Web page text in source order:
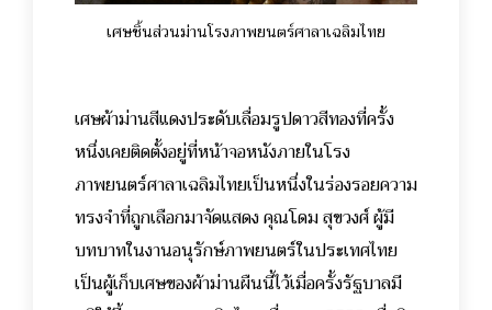
เศษชิ้นส่วนม่านโรงภาพยนตร์ศาลาเฉลิมไทย
เศษผ้าม่านสีแดงประดับเลื่อมรูปดาวสีทองที่ครั้ง
หนึ่งเคยติดตั้งอยู่ที่หน้าจอหนังภายในโรง
ภาพยนตร์ศาลาเฉลิมไทยเป็นหนึ่งในร่องรอยความ
ทรงจำที่ถูกเลือกมาจัดแสดง คุณโดม สุขวงศ์ ผู้มี
บทบาทในงานอนุรักษ์ภาพยนตร์ในประเทศไทย
เป็นผู้เก็บเศษของผ้าม่านผืนนี้ไว้เมื่อครั้งรัฐบาลมี